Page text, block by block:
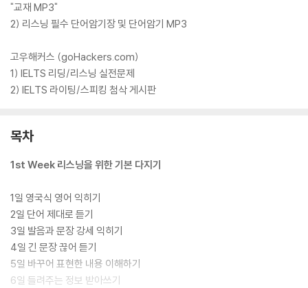
"교재 MP3"
2) 리스닝 필수 단어암기장 및 단어암기 MP3
고우해커스 (goHackers.com)
1) IELTS 리딩/리스닝 실전문제
2) IELTS 라이팅/스피킹 첨삭 게시판
목차
1st Week 리스닝을 위한 기본 다지기
1일 영국식 영어 익히기
2일 단어 제대로 듣기
3일 발음과 문장 강세 익히기
4일 긴 문장 끊어 듣기
5일 바꾸어 표현한 내용 이해하기
6일 들려주는 정보 받아쓰기